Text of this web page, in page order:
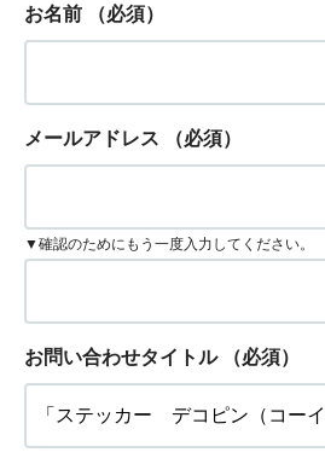
お名前 （必須）
メールアドレス （必須）
▼確認のためにもう一度入力してください。
お問い合わせタイトル （必須）